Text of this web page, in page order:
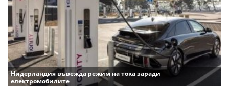
Нидерландия въвежда режим на тока заради
електромобилите